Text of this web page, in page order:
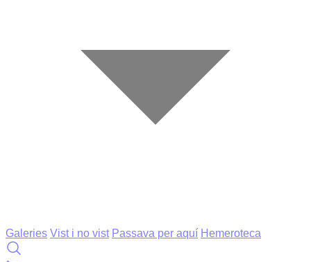
Galeries Vist i no vist Passava per aquí Hemeroteca